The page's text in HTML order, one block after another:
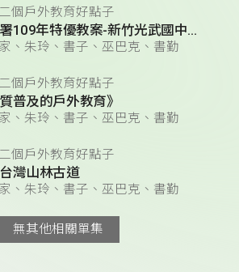
個戶外教育好點子
國教署109年特優教案-新竹光武國中「空中的島嶼」
、朱玲、書子、巫巴克、書勤
個戶外教育好點子
質普及的戶外教育》
、朱玲、書子、巫巴克、書勤
個戶外教育好點子
灣山林古道
、朱玲、書子、巫巴克、書勤
無其他相關單集